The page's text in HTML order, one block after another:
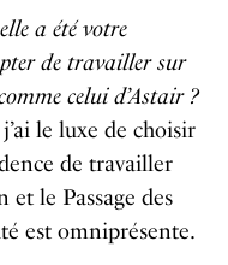
a été votre
de travailler sur
celui d’Astair ?
le luxe de choisir
de travailler
et le Passage des
est omniprésente.